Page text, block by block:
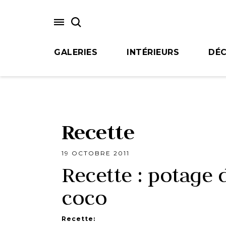
GALERIES INTÉRIEURS
Recette
19 OCTOBRE 2011
Recette : potage
coco
Recette: